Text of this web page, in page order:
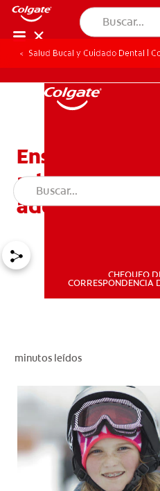
CHEQUEO
CORRESPONDENCIA
Salud Bucal y Cuidado Dental |
Enseñar
adecuada a
adolescentes
minutos leídos